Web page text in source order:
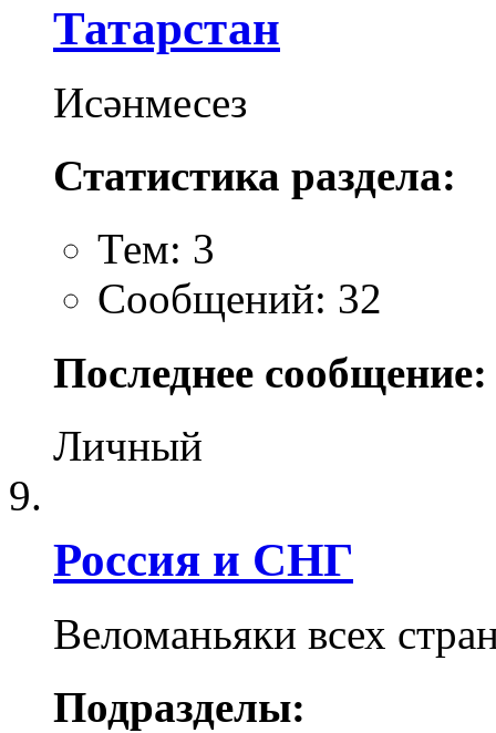
Татарстан
Исәнмесез
Статистика раздела:
Тем: 3
Сообщений: 32
Последнее сообщение:
Личный
Россия и СНГ
Веломаньяки всех
Подразделы: